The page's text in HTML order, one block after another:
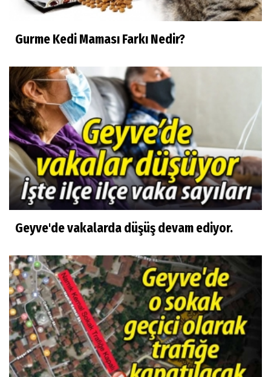
Gurme Kedi Maması Farkı Nedir?
Geyve'de vakalarda düşüş devam ediyor.